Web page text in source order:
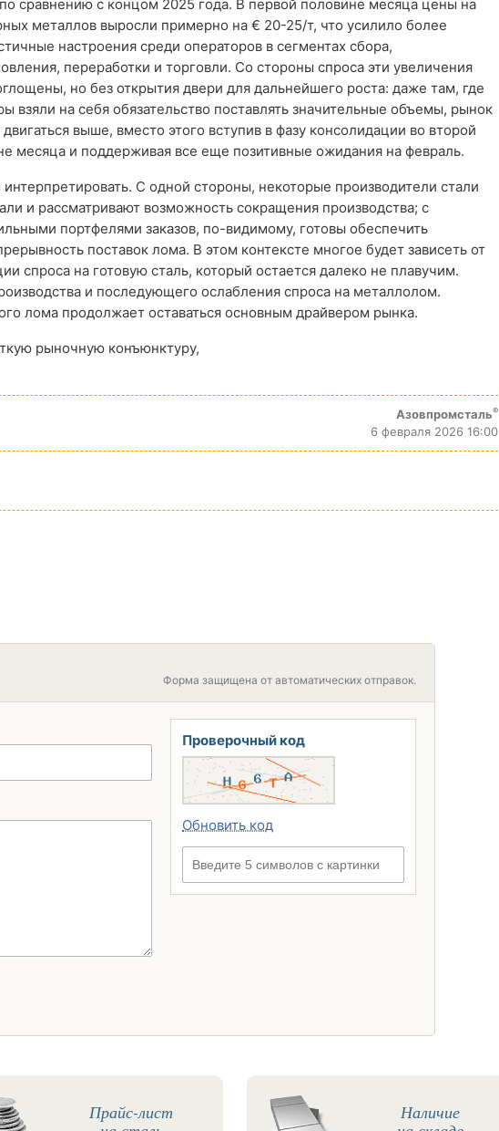
сравнению с концом 2025 года. В первой половине месяца цены на
металлов выросли примерно на € 20-25/т, что усилило более
настроения среди операторов в сегментах сбора,
переработки и торговли. Со стороны спроса эти увеличения
но без открытия двери для дальнейшего роста: даже там, где
взяли на себя обязательство поставлять значительные объемы, рынок
выше, вместо этого вступив в фазу консолидации во второй
месяца и поддерживая все еще позитивные ожидания на февраль.
С одной стороны, некоторые производители стали
и рассматривают возможность сокращения производства; с
портфелями заказов, по-видимому, готовы обеспечить
поставок лома. В этом контексте многое будет зависеть от
спроса на готовую сталь, который остается далеко не плавучим.
и последующего ослабления спроса на металлолом.
лома продолжает оставаться основным драйвером рынка.
рыночную конъюнктуру,
Азовпромсталь®
6 февраля 2026 16:00
Форма защищена от автоматических отправок.
Проверочный код
Обновить код
Прайс-лист
Наличие